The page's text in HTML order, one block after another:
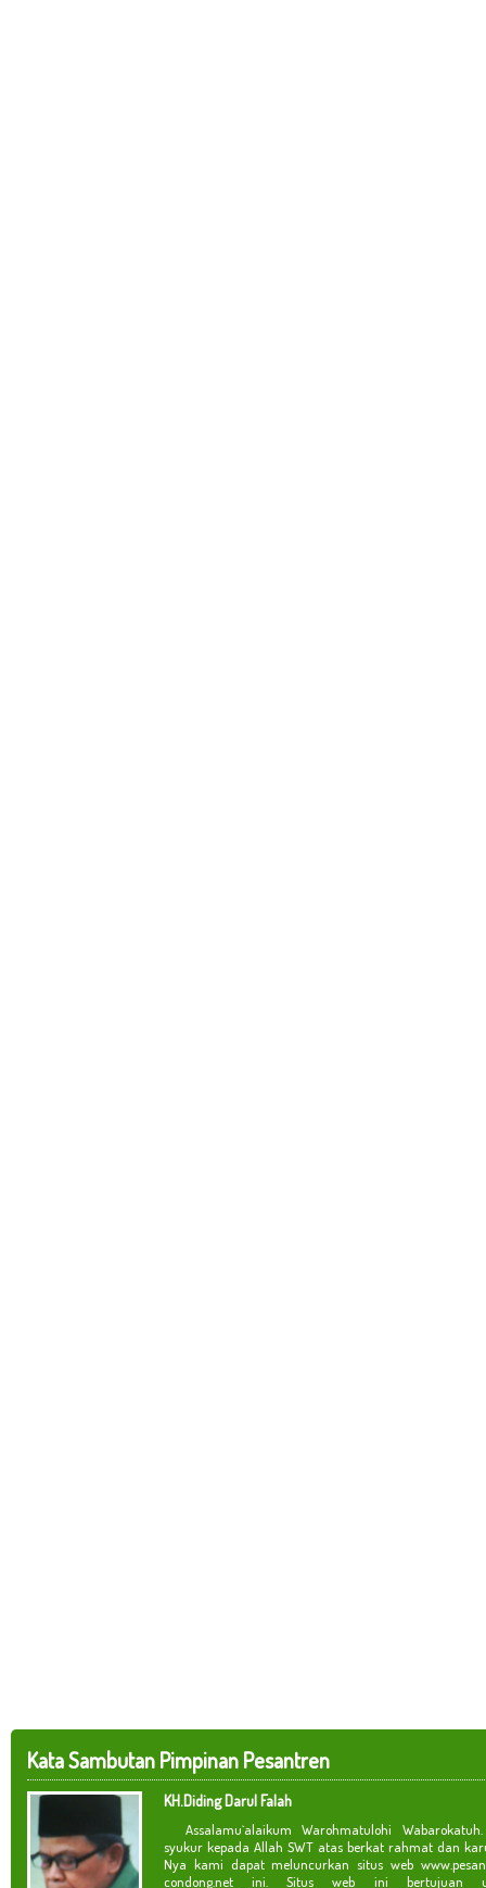
Kata Sambutan Pimpinan Pesantren
KH.Diding Darul Falah
Assalamu`alaikum Warohmatulohi
syukur kepada Allah SWT atas berkat rahmat dan
Nya kami dapat meluncurkan situs web
condong.net ini. Situs web ini bertujuan